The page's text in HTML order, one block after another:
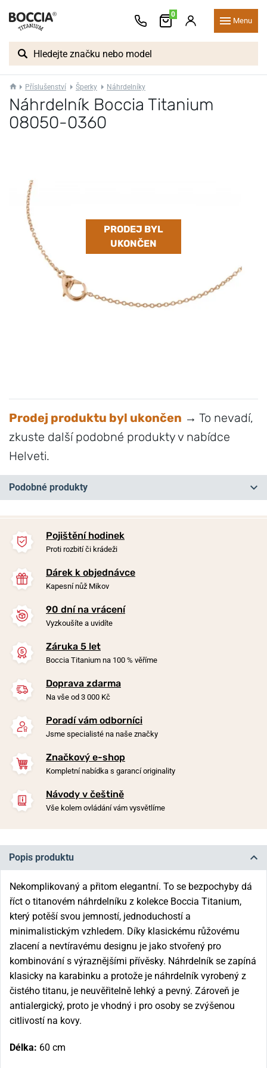
0
Menu
Příslušenství Šperky Náhrdelníky
Náhrdelník Boccia Titanium
08050-0360
PRODEJ BYL
UKONČEN
Prodej produktu byl ukončen → To nevadí,
zkuste další podobné produkty v nabídce
Helveti.
Podobné produkty
-20%
Náhrdelník Boccia Titanium
0858-01
Skladem
990 Kč
Náhrdelník Boccia Titanium
Pojištění hodinek
Proti rozbití či krádeži
Dárek k objednávce
Kapesní nůž Mikov
90 dní na vrácení
Vyzkoušíte a uvidíte
Záruka 5 let
Boccia Titanium na 100 % věříme
Doprava zdarma
Na vše od 3 000 Kč
Poradí vám odborníci
Jsme specialisté na naše značky
Značkový e-shop
Kompletní nabídka s garancí originality
Návody v češtině
Vše kolem ovládání vám vysvětlíme
Popis produktu
Nekomplikovaný a přitom elegantní. To se bezpochyby dá
říct o titanovém náhrdelníku z kolekce Boccia Titanium,
který potěší svou jemností, jednoduchostí a
minimalistickým vzhledem. Díky klasickému růžovému
zlacení a nevtíravému designu je jako stvořený pro
kombinování s výraznějšími přívěsky. Náhrdelník se zapíná
klasicky na karabinku a protože je náhrdelník vyrobený z
čistého titanu, je neuvěřitelně lehký a pevný. Zároveň je
antialergický, proto je vhodný i pro osoby se zvýšenou
citlivostí na kovy.
Délka: 60 cm